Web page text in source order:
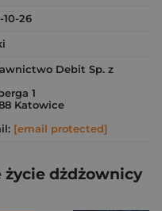
10-26
Debit Sp. z
1
Katowice
[email protected]
życie dżdżownicy